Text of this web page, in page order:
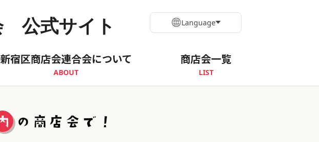
公式サイト
新宿区商店会連合会について
ABOUT
商店会一覧
LIST
Language